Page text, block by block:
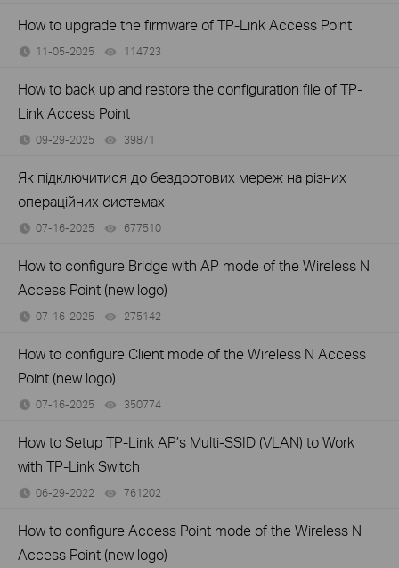
How to upgrade the firmware of TP-Link Access Point
11-05-2025 114723
How to back up and restore the configuration file of TP-
Link Access Point
09-29-2025 39871
Як підключитися до бездротових мереж на різних
операційних системах
07-16-2025 677510
How to configure Bridge with AP mode of the Wireless N
Access Point (new logo)
07-16-2025 275142
How to configure Client mode of the Wireless N Access
Point (new logo)
07-16-2025 350774
How to Setup TP-Link AP’s Multi-SSID (VLAN) to Work
with TP-Link Switch
06-29-2022 761202
How to configure Access Point mode of the Wireless N
Access Point (new logo)